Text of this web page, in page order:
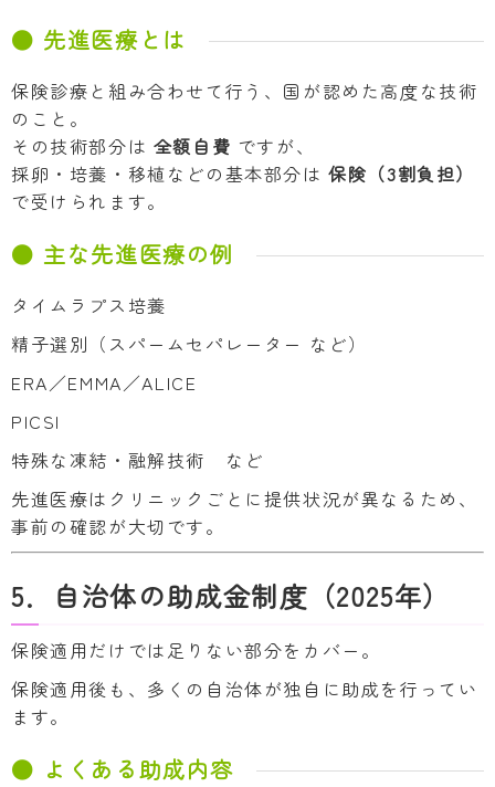
● 先進医療とは
保険診療と組み合わせて行う、国が認めた高度な技術
のこと。
その技術部分は 全額自費 ですが、
採卵・培養・移植などの基本部分は保険（3割負担）
で受けられます。
● 主な先進医療の例
タイムラプス培養
精子選別（スパームセパレーター など）
ERA／EMMA／ALICE
PICSI
特殊な凍結・融解技術 など
先進医療はクリニックごとに提供状況が異なるため、
事前の確認が大切です。
5．自治体の助成金制度（2025年）
保険適用だけでは足りない部分をカバー。
保険適用後も、多くの自治体が独自に助成を行ってい
ます。
● よくある助成内容